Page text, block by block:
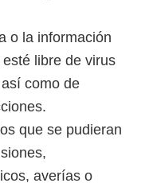
o la información
libre de virus
como de
que se pudieran
averías o